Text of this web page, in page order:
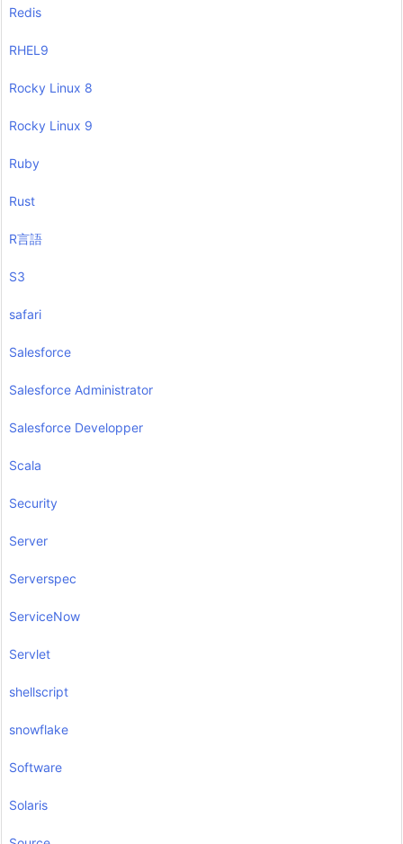
Redis
RHEL9
Rocky Linux 8
Rocky Linux 9
Ruby
Rust
R言語
S3
safari
Salesforce
Salesforce Administrator
Salesforce Developper
Scala
Security
Server
Serverspec
ServiceNow
Servlet
shellscript
snowflake
Software
Solaris